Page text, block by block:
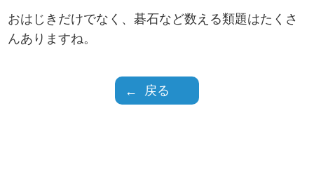
おはじきだけでなく、碁石など数える類題はたくさ
んありますね。
戻る